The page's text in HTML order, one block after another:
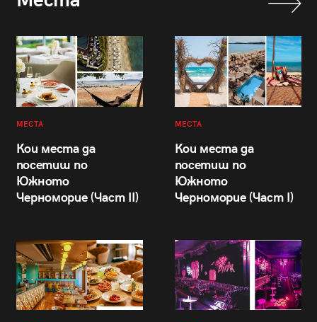
МЕСТА
Кои места да
посетиш по
Южното
Черноморие (Част II)
МЕСТА
Кои места да
посетиш по
Южното
Черноморие (Част I)